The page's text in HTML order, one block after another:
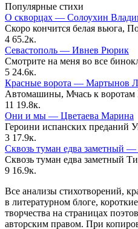
Популярные стихи
О скворцах — Солоухин
Скоро кончится белая вьюга,
4 65.2к.
Севастополь — Ивнев Рюрик
Смотрите на меня во все
5 24.6к.
Красные ворота — Мартынов
Автомашины, Мчась к воротам
11 19.8к.
Они и мы — Цветаева Марина
Героини испанских преданий
3 17.9к.
Сквозь туман едва заметный
Сквозь туман едва заметный
9 16.9к.
Все анализы стихотворений,
в литературном блоге,
творчества на страницах
авторским правом. При